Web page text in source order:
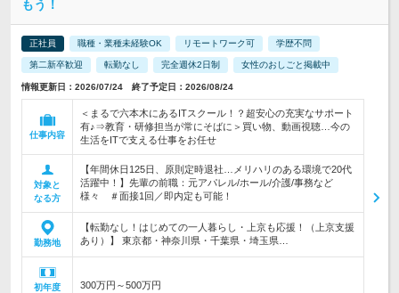
もう！
正社員 職種・業種未経験OK リモートワーク可 学歴不問
第二新卒歓迎 転勤なし 完全週休2日制 女性のおしごと掲載中
情報更新日：2026/07/24 終了予定日：2026/08/24
仕事内容
＜まるで六本木にあるITスクール！？超安心の充実なサポート
有♪⇒教育・研修担当が常にそばに＞買い物、動画視聴…今の
生活をITで支える仕事をお任せ
対象と
なる方
【年間休日125日、原則定時退社…メリハリのある環境で20代
活躍中！】先輩の前職：元アパレル/ホール/介護/事務など
様々 ＃面接1回／即内定も可能！
勤務地
【転勤なし！はじめての一人暮らし・上京も応援！（上京支援
あり）】 東京都・神奈川県・千葉県・埼玉県…
初年度
300万円～500万円